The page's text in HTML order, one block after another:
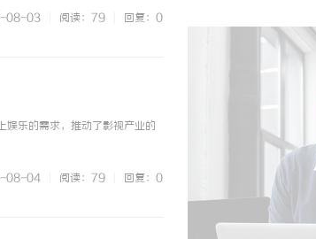
为基础，全场镜片40%-60%优
08-03 阅读：79 回复：0
娱乐的需求，推动了影视产业的
08-04 阅读：79 回复：0